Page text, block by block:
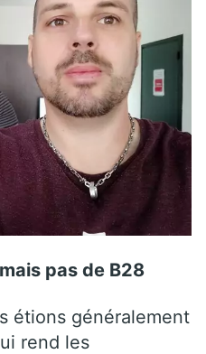
pas de B28
étions généralement
rend les